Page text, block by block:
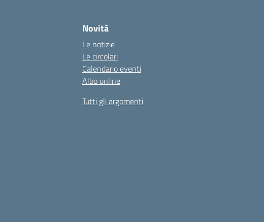
Novità
Le notizie
Le circolari
Calendario eventi
Albo online
Tutti gli argomenti